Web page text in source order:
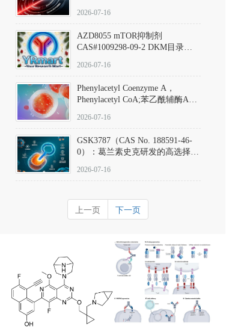
(Elironrasib)CAS#2641998-63-0
2026-07-16
AZD8055 mTOR抑制剂
CAS#1009298-09-2 DKM目录号
激酶抑制剂的深度剖析
2026-07-16
Phenylacetyl Coenzyme A，
Phenylacetyl CoA;苯乙酰辅酶A
2026-07-16
GSK3787（CAS No. 188591-46-
0）：葛兰素史克研发的高选择
抗剂，被广泛视为研究PPARδ核
靶点药理机制的金标准化学探
针。
2026-07-16
上一页 下一页